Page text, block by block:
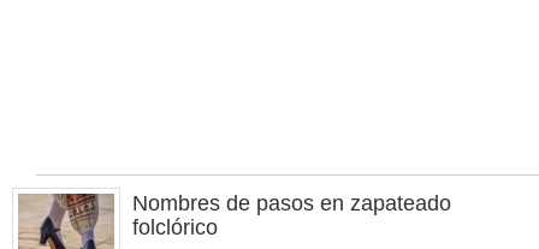
Nombres de pasos en zapateado
folclórico